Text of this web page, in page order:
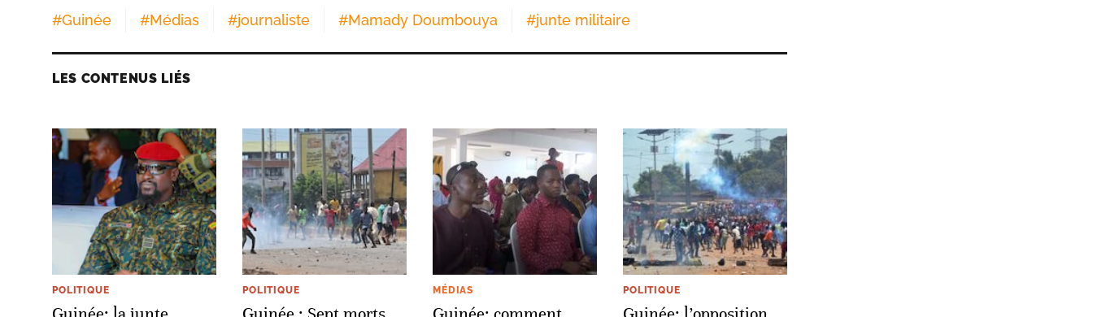
#Guinée #Médias #journaliste #Mamady Doumbouya #junte militaire
LES CONTENUS LIÉS
POLITIQUE POLITIQUE MÉDIAS POLITIQUE